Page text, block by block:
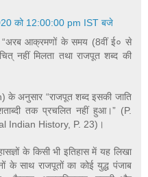
को 12:00:00 pm IST बजे
“अरब आक्रमणों के समय (8वीं ई० से
नहीं मिलता तथा राजपूत शब्द की
के अनुसार “राजपूत शब्द इसकी जाति
तक प्रचलित नहीं हुआ।” (P.
Indian History, P. 23)।
के किसी भी इतिहास में यह लिखा
के साथ राजपूतों का कोई युद्ध पंजाब